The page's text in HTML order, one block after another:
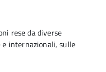
rese da diverse
e internazionali, sulle